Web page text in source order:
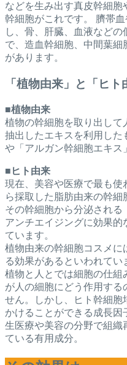
などを生み出す真皮幹細
幹細胞がこれです。 臍帯
し、骨、肝臓、血液など
で、 造血幹細胞、中間葉細
があります。
「植物由来」と「ヒト
■植物由来
植物の幹細胞を取り出して
抽出したエキスを利用した
や「アルガン幹細胞エキス
■ ヒト由来
現在、美容や医療で最も
ら採取した脂肪由来の幹細
その幹細胞から分泌される
アンチエイジングに効果
ています。
植物由来の幹細胞コスメに
る効果があるといわれてい
植物と人とでは細胞の仕組
が人の細胞にどう作用する
せん。しかし、ヒト幹細胞
かけることができる成長
生医療や美容の分野で組
ている有用成分。